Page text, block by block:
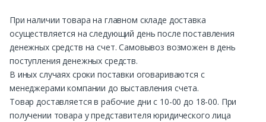
При наличии товара на главном складе доставка
осуществляется на следующий день после поставления
денежных средств на счет. Самовывоз возможен в день
поступления денежных средств.
В иных случаях сроки поставки оговариваются с
менеджерами компании до выставления счета.
Товар доставляется в рабочие дни с 10-00 до 18-00. При
получении товара у представителя юридического лица